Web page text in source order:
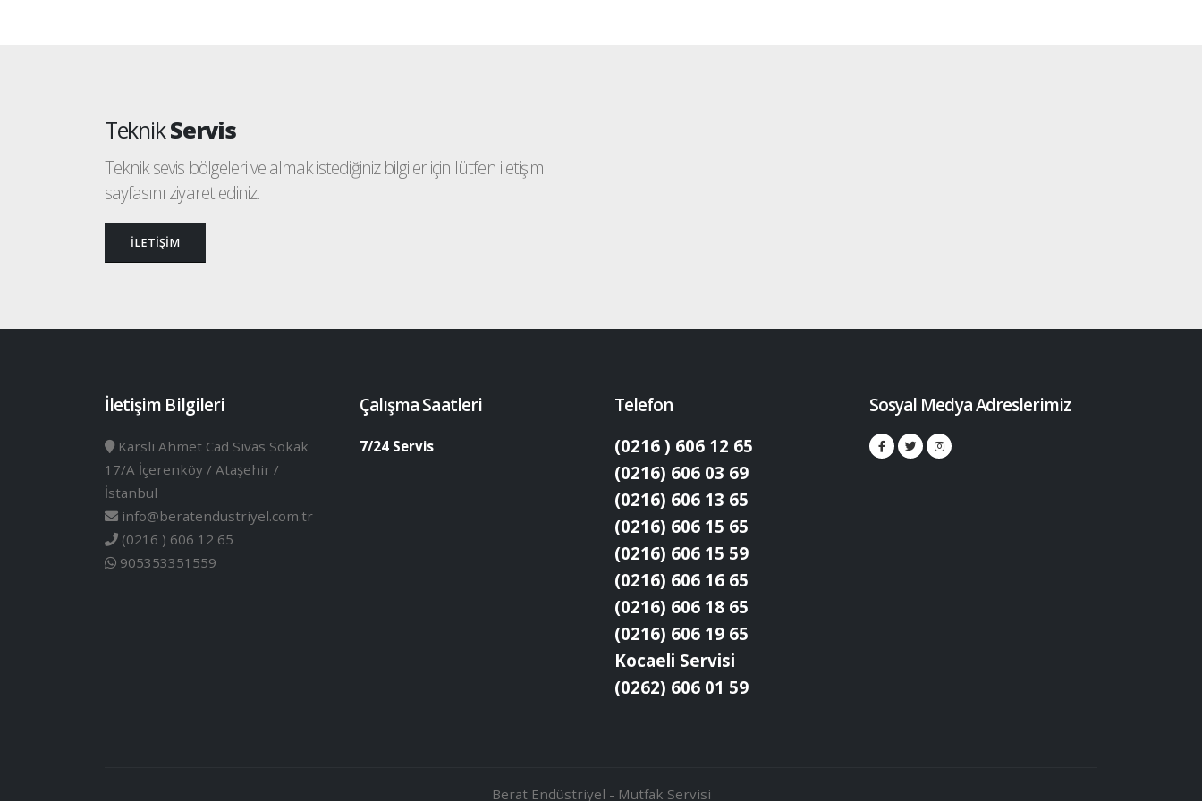
TeknikServis
Teknik sevis bölgeleri ve almak istediğiniz bilgiler için lütfen iletişim
sayfasını ziyaret ediniz.
İLETİŞİM
İletişim Bilgileri
Karslı Ahmet Cad Sivas Sokak
17/A İçerenköy / Ataşehir /
İstanbul
info@beratendustriyel.com.tr
(0216 ) 606 12 65
905353351559
Çalışma Saatleri
7/24 Servis
Telefon
(0216 ) 606 12 65
(0216) 606 03 69
(0216) 606 13 65
(0216) 606 15 65
(0216) 606 15 59
(0216) 606 16 65
(0216) 606 18 65
(0216) 606 19 65
Kocaeli Servisi
(0262) 606 01 59
Sosyal Medya Adreslerimiz
Berat Endüstriyel - Mutfak Servisi